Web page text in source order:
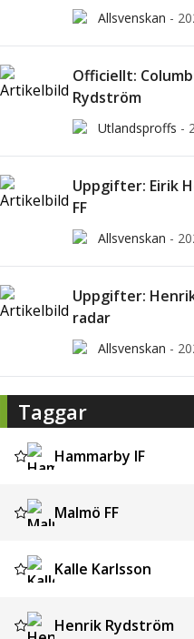
Allsvenskan -
Officiellt:
Rydström
Utlandsproffs -
Uppgifter: Eirik
FF
Allsvenskan -
Uppgifter:
radar
Allsvenskan -
Taggar
Hammarby IF
Malmö FF
Kalle Karlsson
Henrik Rydström